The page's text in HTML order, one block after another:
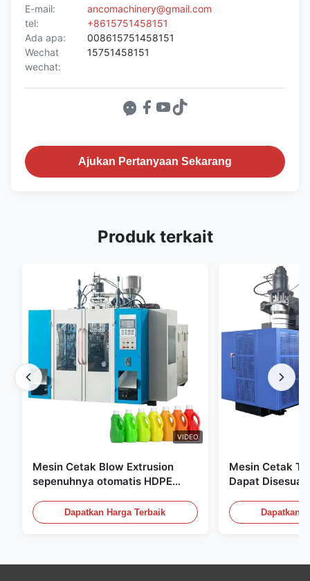
E-mail:
ancomachinery@gmail.com
tel:
+8615751458151
Ada apa:
008615751458151
Wechat
wechat:
15751458151
Ajukan Pertanyaan Sekarang
Produk terkait
VIDEO
Mesin Cetak Blow Extrusion
sepenuhnya otomatis HDPE
Dapatkan Harga Terbaik
Mesin Cetak
Dapat
60L
Dapatkan